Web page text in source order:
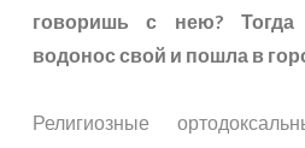
говоришь с нею? Тогда
водонос свой и пошла в
Религиозные